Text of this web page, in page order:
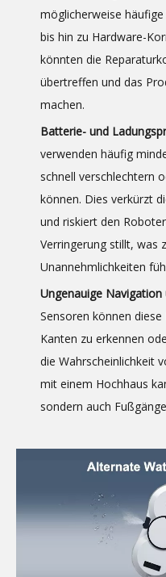
möglicherweise
bis hin zu Hardware-
könnten die
übertreffen und das
machen.
Batterie- und
verwenden häufig
schnell verschlechtern
können. Dies verkürzt
und riskiert den
Verringerung stillt, was
Unannehmlichkeiten
Ungenauige Navigation
Sensoren können
Kanten zu erkennen
die Wahrscheinlichkeit
mit einem Hochhaus
sondern auch